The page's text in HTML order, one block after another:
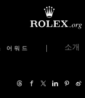
어워드 소개